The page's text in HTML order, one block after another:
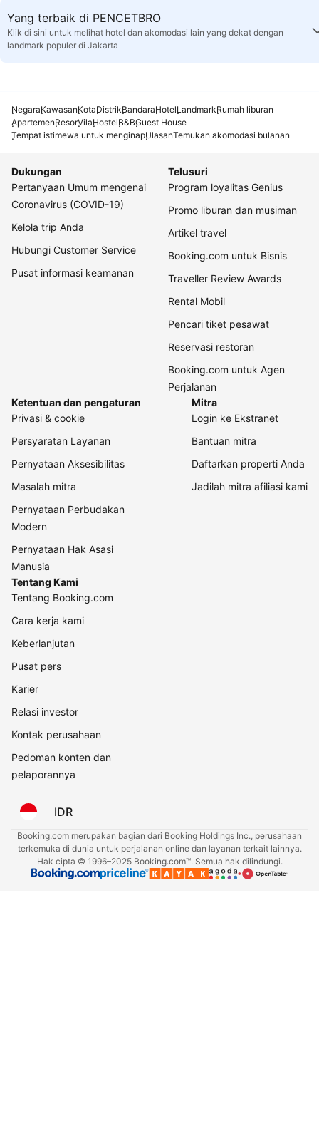
Yang terbaik di PENCETBRO
Klik di sini untuk melihat hotel dan akomodasi lain yang dekat dengan
landmark populer di Jakarta
NegaraKawasanKotaDistrikBandaraHotelLandmarkRumah liburan
ApartemenResorVilaHostelB&BGuest House
Tempat istimewa untuk menginapUlasanTemukan akomodasi bulanan
Dukungan
Pertanyaan Umum mengenai
Coronavirus (COVID-19)
Kelola trip Anda
Hubungi Customer Service
Pusat informasi keamanan
Telusuri
Program loyalitas Genius
Promo liburan dan musiman
Artikel travel
Booking.com untuk Bisnis
Traveller Review Awards
Rental Mobil
Pencari tiket pesawat
Reservasi restoran
Booking.com untuk Agen
Perjalanan
Ketentuan dan pengaturan
Privasi & cookie
Persyaratan Layanan
Pernyataan Aksesibilitas
Masalah mitra
Pernyataan Perbudakan
Modern
Pernyataan Hak Asasi
Manusia
Mitra
Login ke Ekstranet
Bantuan mitra
Daftarkan properti Anda
Jadilah mitra afiliasi kami
Tentang Kami
Tentang Booking.com
Cara kerja kami
Keberlanjutan
Pusat pers
Karier
Relasi investor
Kontak perusahaan
Pedoman konten dan
pelaporannya
IDR
Booking.com merupakan bagian dari Booking Holdings Inc., perusahaan
terkemuka di dunia untuk perjalanan online dan layanan terkait lainnya.
Hak cipta © 1996–2025 Booking.com™. Semua hak dilindungi.